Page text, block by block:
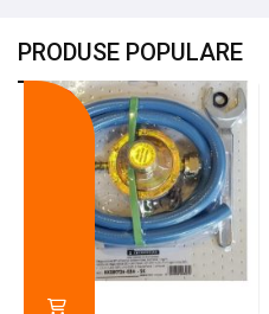
PRODUSE POPULARE